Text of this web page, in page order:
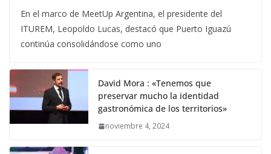
En el marco de MeetUp Argentina, el presidente del
ITUREM, Leopoldo Lucas, destacó que Puerto Iguazú
continúa consolidándose como uno
David Mora : «Tenemos que
preservar mucho la identidad
gastronómica de los territorios»
noviembre 4, 2024